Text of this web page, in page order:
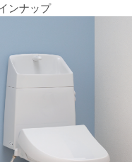
ンナップ